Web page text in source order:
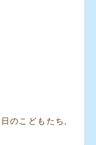
のこどもたち